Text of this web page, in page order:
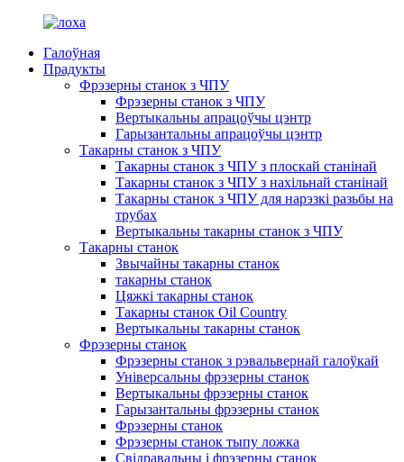
Галоўная
Прадукты
Фрэзерны станок з ЧПУ
Фрэзерны станок з ЧПУ
Вертыкальны апрацоўчы цэнтр
Гарызантальны апрацоўчы цэнтр
Такарны станок з ЧПУ
Такарны станок з ЧПУ з плоскай станінай
Такарны станок з ЧПУ з нахільнай станінай
Такарны станок з ЧПУ для нарэзкі разьбы на
трубах
Вертыкальны такарны станок з ЧПУ
Такарны станок
Звычайны такарны станок
такарны станок
Цяжкі такарны станок
Такарны станок Oil Country
Вертыкальны такарны станок
Фрэзерны станок
Фрэзерны станок з рэвальвернай галоўкай
Універсальны фрэзерны станок
Вертыкальны фрэзерны станок
Гарызантальны фрэзерны станок
Фрэзерны станок
Фрэзерны станок тыпу ложка
Свідравальны і фрэзерны станок